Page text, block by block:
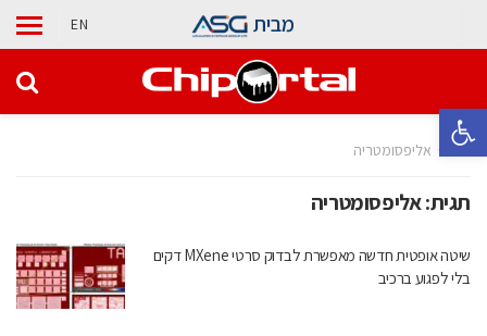
פתח סרגל נגישות
מבית EN
בית אליפסומטריה
תגית:אליפסומטריה
שיטה אופטית חדשה מאפשרת לבדוק סרטי MXene דקים
בלי לפגוע ברכיב